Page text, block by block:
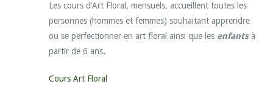
Les cours d’Art Floral, mensuels, accueillent toutes les
personnes (hommes et femmes) souhaitant apprendre
ou se perfectionner en art floral ainsi que les enfantsà
partir de 6 ans.
Cours Art Floral